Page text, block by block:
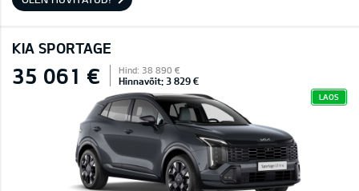
KIA SPORTAGE
35 061 € Hind: 38 890 €
Hinnavõit: 3 829 €
LAOS